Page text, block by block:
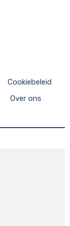
Cookiebeleid
Over ons